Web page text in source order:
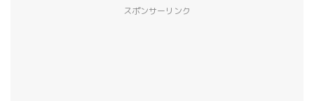
スポンサーリンク